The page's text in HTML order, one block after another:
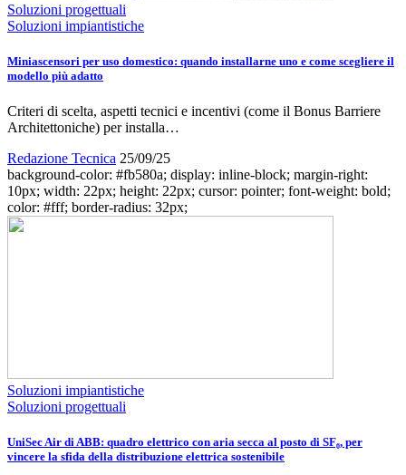
Soluzioni progettuali
Soluzioni impiantistiche
Miniascensori per uso domestico: quando installarne uno e come scegliere il
modello più adatto
Criteri di scelta, aspetti tecnici e incentivi (come il Bonus Barriere
Architettoniche) per installa…
Redazione Tecnica 25/09/25
background-color: #fb580a; display: inline-block; margin-right:
10px; width: 22px; height: 22px; cursor: pointer; font-weight: bold;
color: #fff; border-radius: 32px;
Soluzioni impiantistiche
Soluzioni progettuali
UniSec Air di ABB: quadro elettrico con aria secca al posto di SF₆, per
vincere la sfida della distribuzione elettrica sostenibile